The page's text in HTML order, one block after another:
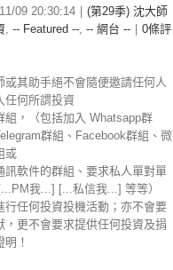
09 20:30:14
(第29季) 沈大師
, -- Featured --, -- 網台 --
0條評
或其助手絕不會隨便邀請任何人
任何所謂投資
組，（包括加入 Whatsapp群
群組、Facebook群組、微
或
訊軟件的群組、要求私人單對單
我...] [...私信我...] 等等）
行任何投資投機活動；亦不會要
，更不會要求提供任何投資及捐
明！